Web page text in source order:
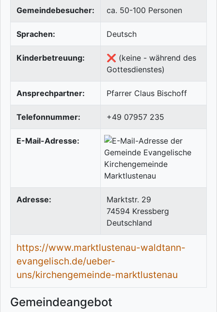
Gemeindebesucher: ca. 50-100 Personen
Sprachen: Deutsch
Kinderbetreuung:
❌ (keine - während des
Gottesdienstes)
Ansprechpartner: Pfarrer Claus Bischoff
Telefonnummer: +49 07957 235
E-Mail-Adresse:
Adresse:
Marktstr. 29
74594 Kressberg
Deutschland
https://www.marktlustenau-waldtann-
evangelisch.de/ueber-
uns/kirchengemeinde-marktlustenau
Gemeindeangebot